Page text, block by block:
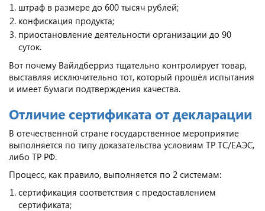
штраф в размере до 600 тысяч рублей;
конфискация продукта;
приостановление деятельности организации до 90
суток.
Вот почему Вайлдберриз тщательно контролирует товар,
выставляя исключительно тот, который прошёл испытания
и имеет бумаги подтверждения качества.
Отличие сертификата от декларации
В отечественной стране государственное мероприятие
выполняется по типу доказательства условиям ТР ТС/ЕАЭС,
либо ТР РФ.
Процесс, как правило, выполняется по 2 системам:
сертификация соответствия с предоставлением
сертификата;